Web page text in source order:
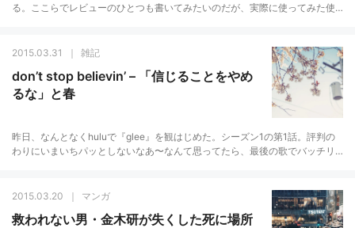
る。ここらでレビューのひとつも書いてみたいのだが、実際に使ってみた使
2015.03.31 雑記
don’t stop believin’ – 「信じることをやめ
るな」と春
昨日、なんとなくhuluで『glee』を観はじめた。シーズン1の第1話。評判の
わりにいまいちパッとしないなあ〜なんて思ってたら、最後の歌でバッチリ
2015.03.20
マンガ
救われない男・金木研が失くした死に場所